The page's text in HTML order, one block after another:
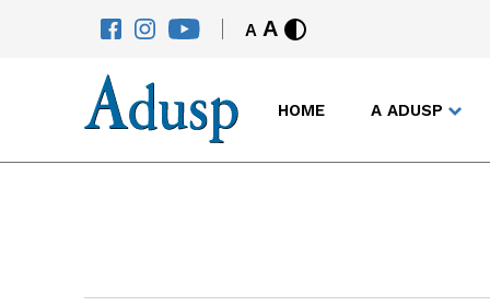
A A
HOME A ADUSP